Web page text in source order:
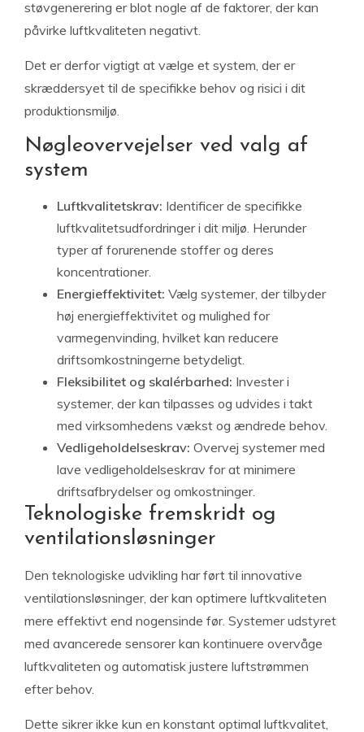
støvgenerering er blot nogle af de faktorer, der kan
påvirke luftkvaliteten negativt.
Det er derfor vigtigt at vælge et system, der er
skræddersyet til de specifikke behov og risici i dit
produktionsmiljø.
Nøgleovervejelser ved valg af
system
Luftkvalitetskrav: Identificer de specifikke
luftkvalitetsudfordringer i dit miljø. Herunder
typer af forurenende stoffer og deres
koncentrationer.
Energieffektivitet: Vælg systemer, der tilbyder
høj energieffektivitet og mulighed for
varmegenvinding, hvilket kan reducere
driftsomkostningerne betydeligt.
Fleksibilitet og skalérbarhed: Invester i
systemer, der kan tilpasses og udvides i takt
med virksomhedens vækst og ændrede behov.
Vedligeholdelseskrav: Overvej systemer med
lave vedligeholdelseskrav for at minimere
driftsafbrydelser og omkostninger.
Teknologiske fremskridt og
ventilationsløsninger
Den teknologiske udvikling har ført til innovative
ventilationsløsninger, der kan optimere luftkvaliteten
mere effektivt end nogensinde før. Systemer udstyret
med avancerede sensorer kan kontinuere overvåge
luftkvaliteten og automatisk justere luftstrømmen
efter behov.
Dette sikrer ikke kun en konstant optimal luftkvalitet,